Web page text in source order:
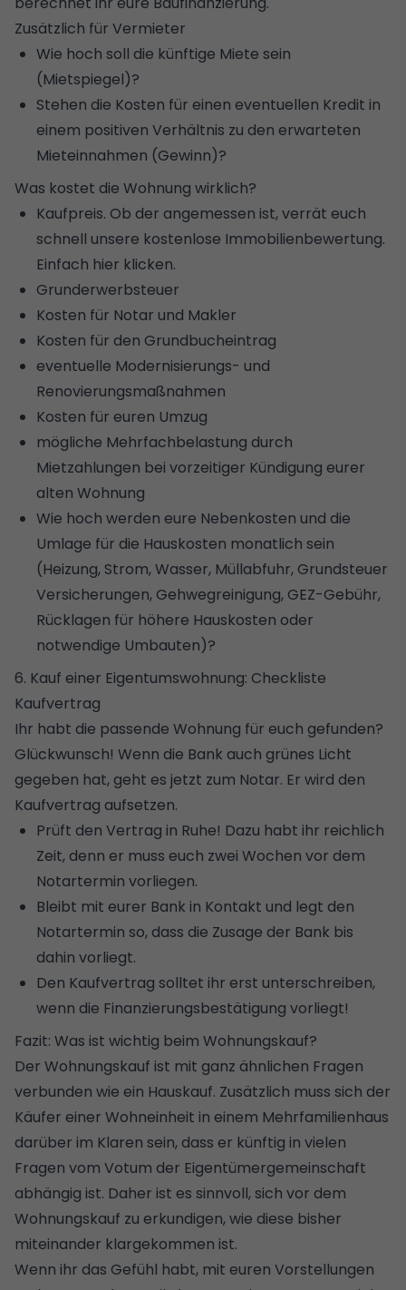
Zusätzlich für Vermieter
Wie hoch soll die künftige Miete sein
(Mietspiegel)?
Stehen die Kosten für einen eventuellen Kredit in
einem positiven Verhältnis zu den erwarteten
Mieteinnahmen (Gewinn)?
Was kostet die Wohnung wirklich?
Kaufpreis. Ob der angemessen ist, verrät euch
schnell unsere kostenlose Immobilienbewertung.
Einfach hier klicken.
Grunderwerbsteuer
Kosten für Notar und Makler
Kosten für den Grundbucheintrag
eventuelle Modernisierungs- und
Renovierungsmaßnahmen
Kosten für euren Umzug
mögliche Mehrfachbelastung durch
Mietzahlungen bei vorzeitiger Kündigung eurer
alten Wohnung
Wie hoch werden eure Nebenkosten und die
Umlage für die Hauskosten monatlich sein
(Heizung, Strom, Wasser, Müllabfuhr, Grundsteuer
Versicherungen, Gehwegreinigung, GEZ-Gebühr,
Rücklagen für höhere Hauskosten oder
notwendige Umbauten)?
6. Kauf einer Eigentumswohnung: Checkliste
Kaufvertrag
Ihr habt die passende Wohnung für euch gefunden?
Glückwunsch! Wenn die Bank auch grünes Licht
gegeben hat, geht es jetzt zum Notar. Er wird den
Kaufvertrag aufsetzen.
Prüft den Vertrag in Ruhe! Dazu habt ihr reichlich
Zeit, denn er muss euch zwei Wochen vor dem
Notartermin vorliegen.
Bleibt mit eurer Bank in Kontakt und legt den
Notartermin so, dass die Zusage der Bank bis
dahin vorliegt.
Den Kaufvertrag solltet ihr erst unterschreiben,
wenn die Finanzierungsbestätigung vorliegt!
Fazit: Was ist wichtig beim Wohnungskauf?
Der Wohnungskauf ist mit ganz ähnlichen Fragen
verbunden wie ein Hauskauf. Zusätzlich muss sich der
Käufer einer Wohneinheit in einem Mehrfamilienhaus
darüber im Klaren sein, dass er künftig in vielen
Fragen vom Votum der Eigentümergemeinschaft
abhängig ist. Daher ist es sinnvoll, sich vor dem
Wohnungskauf zu erkundigen, wie diese bisher
miteinander klargekommen ist.
Wenn ihr das Gefühl habt, mit euren Vorstellungen